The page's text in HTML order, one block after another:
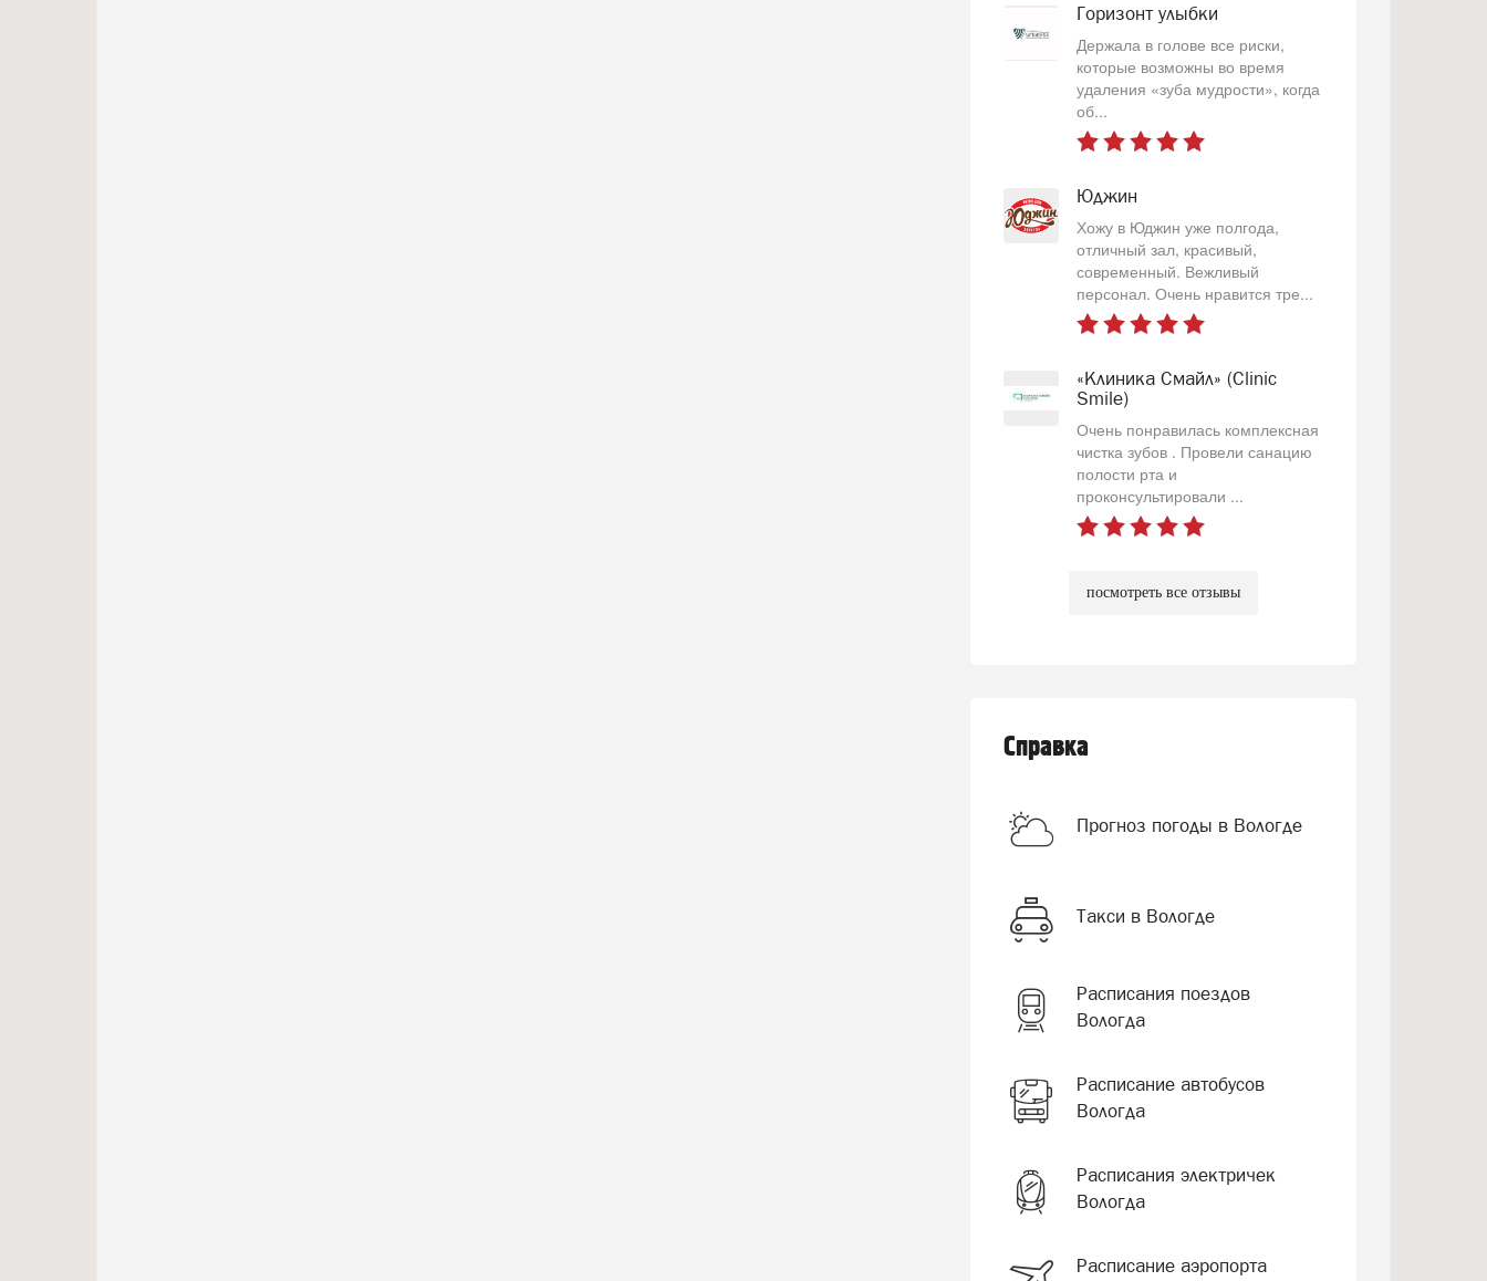
Горизонт улыбки
Держала в голове все риски,
которые возможны во время
удаления «зуба мудрости», когда
об...
Юджин
Хожу в Юджин уже полгода,
отличный зал, красивый,
современный. Вежливый
персонал. Очень нравится тре...
«Клиника Смайл» (Clinic
Smile)
Очень понравилась комплексная
чистка зубов . Провели санацию
полости рта и
проконсультировали ...
посмотреть все отзывы
Справка
Прогноз погоды в Вологде
Такси в Вологде
Расписания поездов
Вологда
Расписание автобусов
Вологда
Расписания электричек
Вологда
Расписание аэропорта